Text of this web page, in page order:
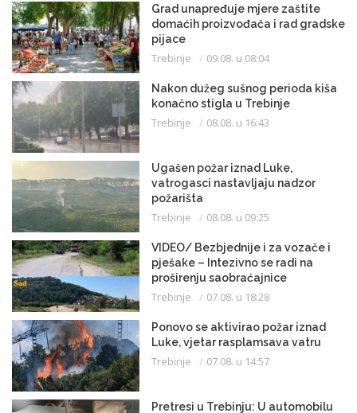
Grad unapređuje mjere zaštite
domaćih proizvođača i rad gradske
pijace
Trebinje 09.08. u 08:04
Nakon dužeg sušnog perioda kiša
konačno stigla u Trebinje
Trebinje 08.08. u 16:43
Ugašen požar iznad Luke,
vatrogasci nastavljaju nadzor
požarišta
Trebinje 08.08. u 09:25
VIDEO/ Bezbjednije i za vozače i
pješake – Intezivno se radi na
proširenju saobraćajnice
Trebinje 07.08. u 18:28
Ponovo se aktivirao požar iznad
Luke, vjetar rasplamsava vatru
Trebinje 07.08. u 14:57
Pretresi u Trebinju: U automobilu